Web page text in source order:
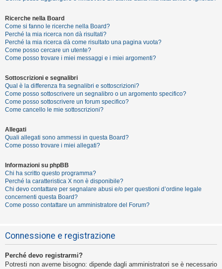
F
A
Q
Ricerche nella Board
Come si fanno le ricerche nella Board?
Perché la mia ricerca non dà risultati?
Perché la mia ricerca dà come risultato una pagina vuota?
Come posso cercare un utente?
Come posso trovare i miei messaggi e i miei argomenti?
Sottoscrizioni e segnalibri
Qual è la differenza fra segnalibri e sottoscrizioni?
Come posso sottoscrivere un segnalibro o un argomento specifico?
Come posso sottoscrivere un forum specifico?
Come cancello le mie sottoscrizioni?
Allegati
Quali allegati sono ammessi in questa Board?
Come posso trovare i miei allegati?
Informazioni su phpBB
Chi ha scritto questo programma?
Perché la caratteristica X non è disponibile?
Chi devo contattare per segnalare abusi e/o per questioni d’ordine legale
concernenti questa Board?
Come posso contattare un amministratore del Forum?
Connessione e registrazione
Perché devo registrarmi?
Potresti non averne bisogno: dipende dagli amministratori se è necessario